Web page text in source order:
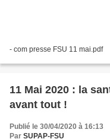
- com presse FSU 11 mai.pdf
11 Mai 2020 : la
avant tout !
Publié le 30/04/2020 à 16:13
Par SUPAP-FSU